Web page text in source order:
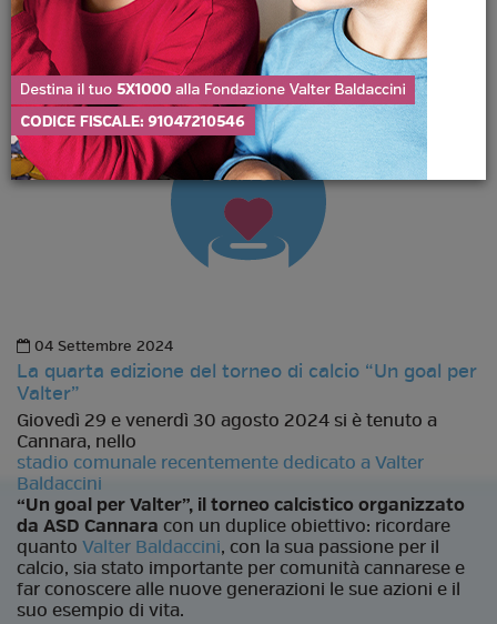
04 Settembre 2024
La quarta edizione del torneo di calcio “Un goal per
Valter”
Giovedì 29 e venerdì 30 agosto 2024 si è tenuto a
Cannara, nello
stadio comunale recentemente dedicato a Valter
Baldaccini
“Un goal per Valter”, il torneo calcistico organizzato
da ASD Cannara con un duplice obiettivo: ricordare
quanto Valter Baldaccini, con la sua passione per il
calcio, sia stato importante per comunità cannarese e
far conoscere alle nuove generazioni le sue azioni e il
suo esempio di vita.